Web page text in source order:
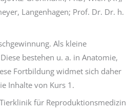
Langenhagen; Prof. Dr. Dr. h.
Als kleine
bestehen u. a. in Anatomie,
Fortbildung widmet sich daher
Inhalte von Kurs 1.
für Reproduktionsmedizin